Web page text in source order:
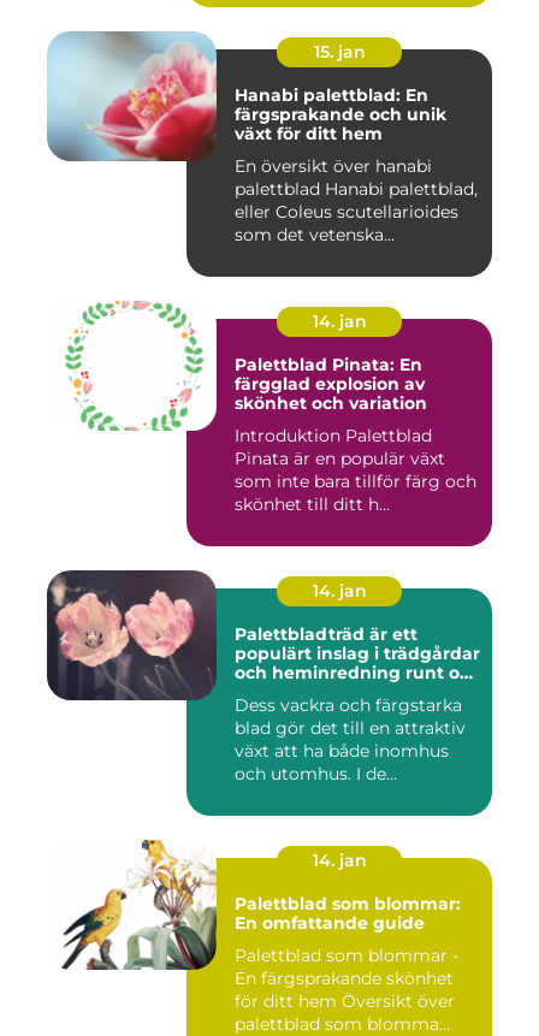
15. jan
Hanabi palettblad: En
färgsprakande och unik
växt för ditt hem
En översikt över hanabi
palettblad Hanabi palettblad,
eller Coleus scutellarioides
som det vetenska...
14. jan
Palettblad Pinata: En
färgglad explosion av
skönhet och variation
Introduktion Palettblad
Pinata är en populär växt
som inte bara tillför färg och
skönhet till ditt h...
14. jan
Palettbladträd är ett
populärt inslag i trädgårdar
och heminredning runt om
Dess vackra och färgstarka
blad gör det till en attraktiv
växt att ha både inomhus
och utomhus. I de...
14. jan
Palettblad som blommar:
En omfattande guide
Palettblad som blommar -
En färgsprakande skönhet
för ditt hem Översikt över
palettblad som blomma...